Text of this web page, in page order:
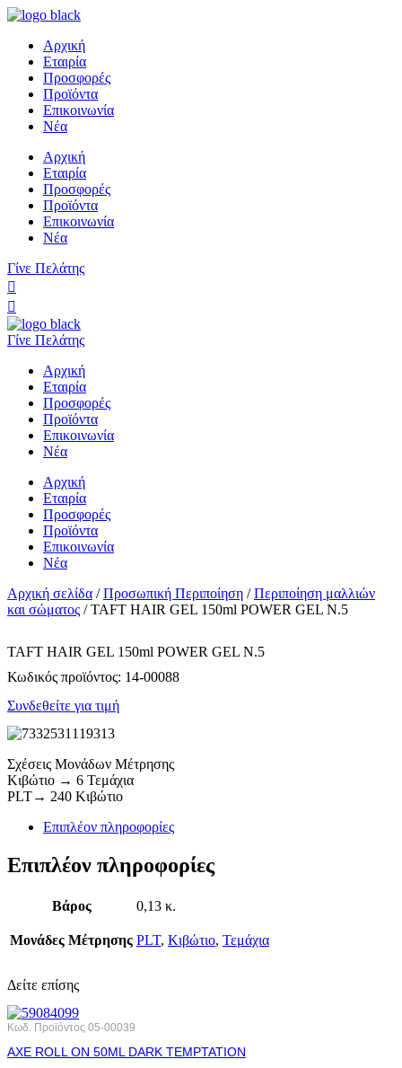
Αρχική
Εταιρία
Προσφορές
Προϊόντα
Επικοινωνία
Νέα
Αρχική
Εταιρία
Προσφορές
Προϊόντα
Επικοινωνία
Νέα
Γίνε Πελάτης
Γίνε Πελάτης
Αρχική
Εταιρία
Προσφορές
Προϊόντα
Επικοινωνία
Νέα
Αρχική
Εταιρία
Προσφορές
Προϊόντα
Επικοινωνία
Νέα
Αρχική σελίδα /Προσωπική Περιποίηση /Περιποίηση μαλλιών
και σώματος / TAFT HAIR GEL 150ml POWER GEL Ν.5
TAFT HAIR GEL 150ml POWER GEL Ν.5
Κωδικός προϊόντος: 14-00088
Συνδεθείτε για τιμή
Σχέσεις Μονάδων Μέτρησης
Κιβώτιο → 6 Τεμάχια
PLT→ 240 Κιβώτιο
Επιπλέον πληροφορίες
Επιπλέον πληροφορίες
Βάρος 0,13 κ.
Μονάδες Μέτρησης PLT, Κιβώτιο, Τεμάχια
Δείτε επίσης
Κωδ. Προϊόντος 05-00039
AXE ROLL ΟΝ 50ML DARK ΤΕΜΡΤΑΤΙΟΝ